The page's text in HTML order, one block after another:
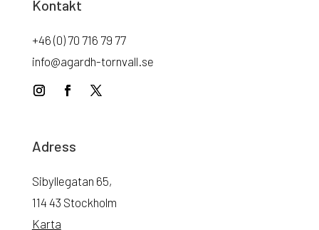
Kontakt
+46 (0) 70 716 79 77
info@agardh-tornvall.se
Adress
Sibyllegatan 65,
114 43 Stockholm
Karta